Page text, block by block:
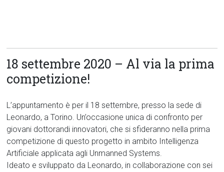
18 settembre 2020 – Al via la prima
competizione!
L’appuntamento è per il 18 settembre, presso la sede di
Leonardo, a Torino. Un’occasione unica di confronto per
giovani dottorandi innovatori, che si sfideranno nella prima
competizione di questo progetto in ambito Intelligenza
Artificiale applicata agli Unmanned Systems.
Ideato e sviluppato da Leonardo, in collaborazione con sei